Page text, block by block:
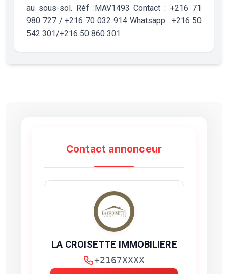
au sous-sol. Réf :MAV1493 Contact : +216 71
980 727 / +216 70 032 914 Whatsapp : +216 50
542 301/+216 50 860 301
Contact annonceur
LA CROISETTE IMMOBILIERE
+2167XXXX